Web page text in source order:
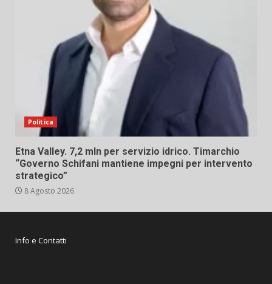
Politica
Etna Valley. 7,2 mln per servizio idrico. Timarchio
“Governo Schifani mantiene impegni per intervento
strategico”
8 Agosto 2026
Info e Contatti